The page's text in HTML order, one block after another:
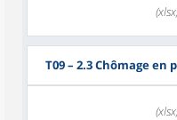
T09– 2.3 Chômage en